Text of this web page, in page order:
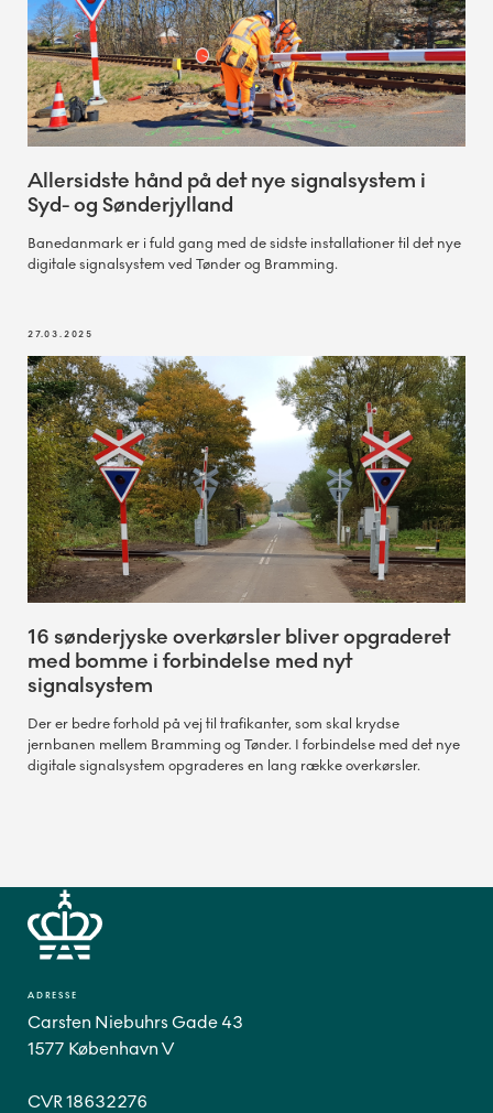
Allersidste hånd på det nye signalsystem i
Syd- og Sønderjylland
Banedanmark er i fuld gang med de sidste installationer til det nye
digitale signalsystem ved Tønder og Bramming.
27.03.2025
16 sønderjyske overkørsler bliver opgraderet
med bomme i forbindelse med nyt
signalsystem
Der er bedre forhold på vej til trafikanter, som skal krydse
jernbanen mellem Bramming og Tønder. I forbindelse med det nye
digitale signalsystem opgraderes en lang række overkørsler.
ADRESSE
Carsten Niebuhrs Gade 43
1577 København V
CVR 18632276